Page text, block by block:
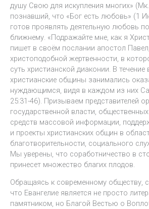
душу Свою для искупления многих»
познавший, что «Бог есть любовь» (1
готов проявлять деятельную любовь
ближнему. «Подражайте мне, как я
пишет в своём послании апостол
христоподобной жертвенности, в
суть христианской диаконии. В
христианские общины занимались
нуждающимся, видя в каждом из них
25:31-46). Призываем представителей
государственной власти,
cредств массовой информации,
и проекты христианских общин в
благотворительности, социального
Мы уверены, что соработничество в
принесет множество благих плодов.
Обращаясь к современному обществу,
что Евангелие является не просто
памятником, но Благой Вестью о